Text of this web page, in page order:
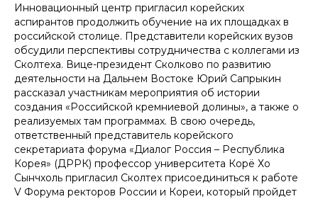
Инновационный центр пригласил корейских
аспирантов продолжить обучение на их площадках в
российской столице. Представители корейских вузов
обсудили перспективы сотрудничества с коллегами из
Сколтеха. Вице-президент Сколково по развитию
деятельности на Дальнем Востоке Юрий Сапрыкин
рассказал участникам мероприятия об истории
создания «Российской кремниевой долины», а также о
реализуемых там программах. В свою очередь,
ответственный представитель корейского
секретариата форума «Диалог Россия – Республика
Корея» (ДРРК) профессор университета Корё Хо
Сынчхоль пригласил Сколтех присоединиться к работе
V Форума ректоров России и Кореи, который пройдет